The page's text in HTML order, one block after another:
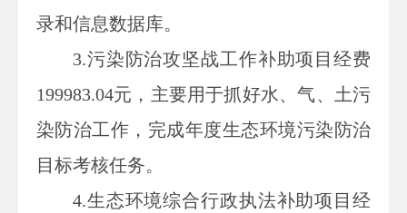
录和信息数据库。
3.污染防治攻坚战工作补助项目经费
199983.04元，主要用于抓好水、气、土污
染防治工作，完成年度生态环境污染防治
目标考核任务。
4.生态环境综合行政执法补助项目经